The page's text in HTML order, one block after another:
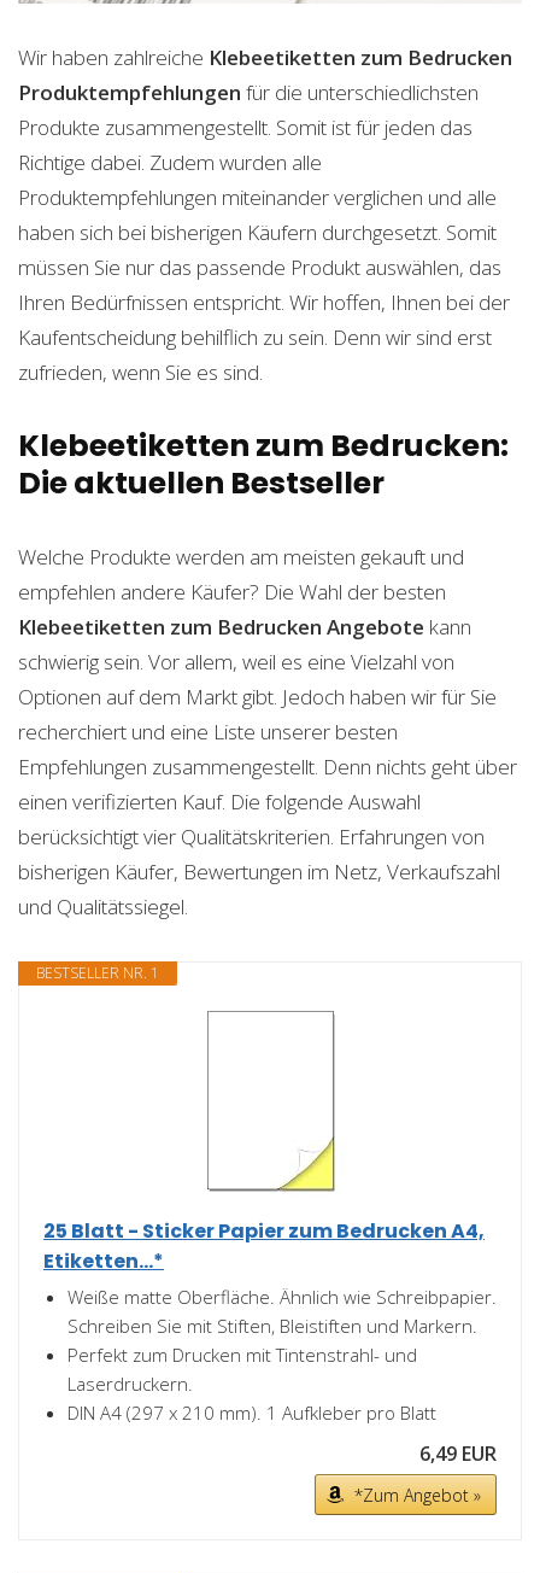
Wir haben zahlreiche Klebeetiketten zum Bedrucken
Produktempfehlungen für die unterschiedlichsten
Produkte zusammengestellt. Somit ist für jeden das
Richtige dabei. Zudem wurden alle
Produktempfehlungen miteinander verglichen und alle
haben sich bei bisherigen Käufern durchgesetzt. Somit
müssen Sie nur das passende Produkt auswählen, das
Ihren Bedürfnissen entspricht. Wir hoffen, Ihnen bei der
Kaufentscheidung behilflich zu sein. Denn wir sind erst
zufrieden, wenn Sie es sind.
Klebeetiketten zum Bedrucken:
Die aktuellen Bestseller
Welche Produkte werden am meisten gekauft und
empfehlen andere Käufer? Die Wahl der besten
Klebeetiketten zum Bedrucken Angebote kann
schwierig sein. Vor allem, weil es eine Vielzahl von
Optionen auf dem Markt gibt. Jedoch haben wir für Sie
recherchiert und eine Liste unserer besten
Empfehlungen zusammengestellt. Denn nichts geht über
einen verifizierten Kauf. Die folgende Auswahl
berücksichtigt vier Qualitätskriterien. Erfahrungen von
bisherigen Käufer, Bewertungen im Netz, Verkaufszahl
und Qualitätssiegel.
BESTSELLER NR. 1
25 Blatt - Sticker Papier zum Bedrucken A4,
Etiketten...*
Weiße matte Oberfläche. Ähnlich wie Schreibpapier.
Schreiben Sie mit Stiften, Bleistiften und Markern.
Perfekt zum Drucken mit Tintenstrahl- und
Laserdruckern.
DIN A4 (297 x 210 mm). 1 Aufkleber pro Blatt
6,49 EUR
*Zum Angebot »